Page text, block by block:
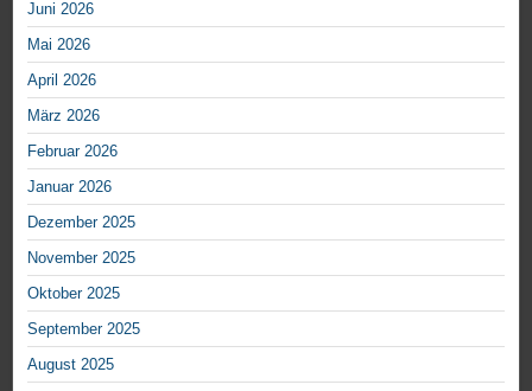
Juni 2026
Mai 2026
April 2026
März 2026
Februar 2026
Januar 2026
Dezember 2025
November 2025
Oktober 2025
September 2025
August 2025